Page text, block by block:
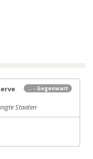
... - Gegenwart
Staaten